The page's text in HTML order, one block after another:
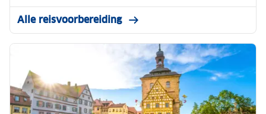
Alle reisvoorbereiding